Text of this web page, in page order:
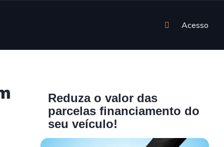
Acesso
Reduza o valor das
parcelas financiamento do
seu veículo!